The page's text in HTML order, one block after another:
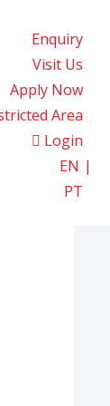
Enquiry
Visit Us
Apply Now
Area
Login
EN
PT